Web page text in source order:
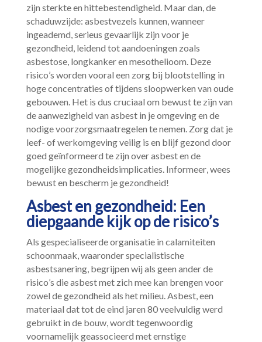
zijn sterkte en hittebestendigheid.​ Maar dan, de
schaduwzijde: asbestvezels kunnen, wanneer
ingeademd, serieus gevaarlijk zijn voor je
gezondheid, leidend tot aandoeningen zoals
asbestose, longkanker en mesothelioom.​ Deze
risico’s worden vooral een zorg bij blootstelling in
hoge concentraties of tijdens sloopwerken van oude
gebouwen.​ Het is dus cruciaal om bewust te zijn van
de aanwezigheid van asbest in je omgeving en de
nodige voorzorgsmaatregelen te nemen.​ Zorg dat je
leef- of werkomgeving veilig is en blijf gezond door
goed geïnformeerd te zijn over asbest en de
mogelijke gezondheidsimplicaties.​ Informeer, wees
bewust en bescherm je gezondheid!
Asbest en gezondheid: Een
diepgaande kijk op de risico’s
Als gespecialiseerde organisatie in calamiteiten
schoonmaak, waaronder specialistische
asbestsanering, begrijpen wij als geen ander de
risico’s die asbest met zich mee kan brengen voor
zowel de gezondheid als het milieu.​ Asbest, een
materiaal dat tot de eind jaren 80 veelvuldig werd
gebruikt in de bouw, wordt tegenwoordig
voornamelijk geassocieerd met ernstige